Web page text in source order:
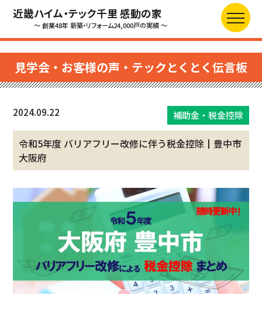
近畿ハイム・テック千里 感動の家
～ 創業48年 新築・リフォーム24,000戸の実績 ～
見学会・お客様の声・テックとくとく伝言板
2024.09.22 補助金・税金控除
令和5年度 バリアフリー改修に伴う税金控除┃豊中市
大阪府